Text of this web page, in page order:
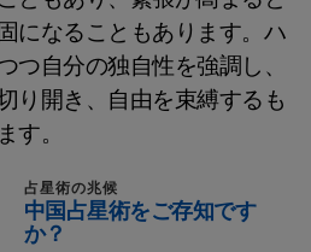
になることもあります。ハ
つ自分の独自性を強調し、
り開き、自由を束縛するも
。
占星術の兆候
中国占星術をご存知です
か？